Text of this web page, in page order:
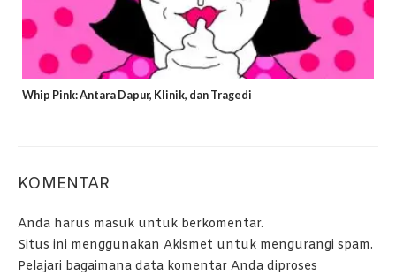
Whip Pink: Antara Dapur, Klinik, dan Tragedi
KOMENTAR
Anda harus masuk untuk berkomentar.
Situs ini menggunakan Akismet untuk mengurangi spam.
Pelajari bagaimana data komentar Anda diproses